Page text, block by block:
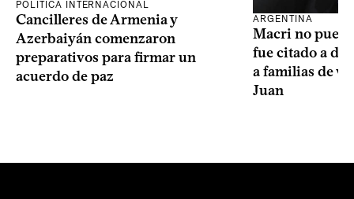
POLÍTICA INTERNACIONAL
Cancilleres de Armenia y
Azerbaiyán comenzaron
preparativos para firmar un
acuerdo de paz
ARGENTINA
Macri no
fue citado a
a familias de
Juan